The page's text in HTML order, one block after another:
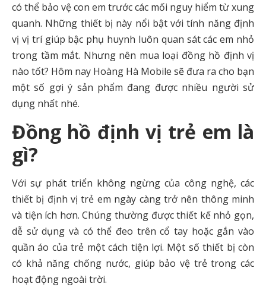
có thể bảo vệ con em trước các mối nguy hiểm từ xung
quanh. Những thiết bị này nổi bật với tính năng định
vị vị trí giúp bậc phụ huynh luôn quan sát các em nhỏ
trong tầm mắt. Nhưng nên mua loại đồng hồ định vị
nào tốt? Hôm nay Hoàng Hà Mobile sẽ đưa ra cho bạn
một số gợi ý sản phẩm đang được nhiều người sử
dụng nhất nhé.
Đồng hồ định vị trẻ em là
gì?
Với sự phát triển không ngừng của công nghệ, các
thiết bị định vị trẻ em ngày càng trở nên thông minh
và tiện ích hơn. Chúng thường được thiết kế nhỏ gọn,
dễ sử dụng và có thể đeo trên cổ tay hoặc gắn vào
quần áo của trẻ một cách tiện lợi. Một số thiết bị còn
có khả năng chống nước, giúp bảo vệ trẻ trong các
hoạt động ngoài trời.